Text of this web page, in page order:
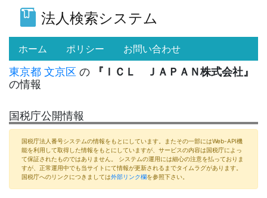
法人検索システム
ホーム (current)
ポリシー お問い合わせ
東京都 文京区 の
『ＩＣＬ ＪＡＰＡＮ株式会社』
の情報
国税庁公開情報
国税庁法人番号システムの情報をもとにしています。またその一部にはWeb-API機
能を利用して取得した情報をもとにしていますが、サービスの内容は国税庁によっ
て保証されたものではありません。 システムの運用には細心の注意を払っておりま
すが、正常運用中でも当サイトにて情報が更新されるまでタイムラグがあります。
国税庁へのリンクにつきましては外部リンク欄を参照下さい。